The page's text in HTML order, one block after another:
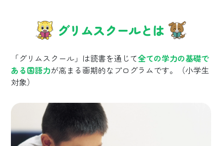
グリムスクールとは
「グリムスクール」は読書を通じて全ての学力の基礎で
ある国語力が高まる画期的なプログラムです。（小学生
対象）